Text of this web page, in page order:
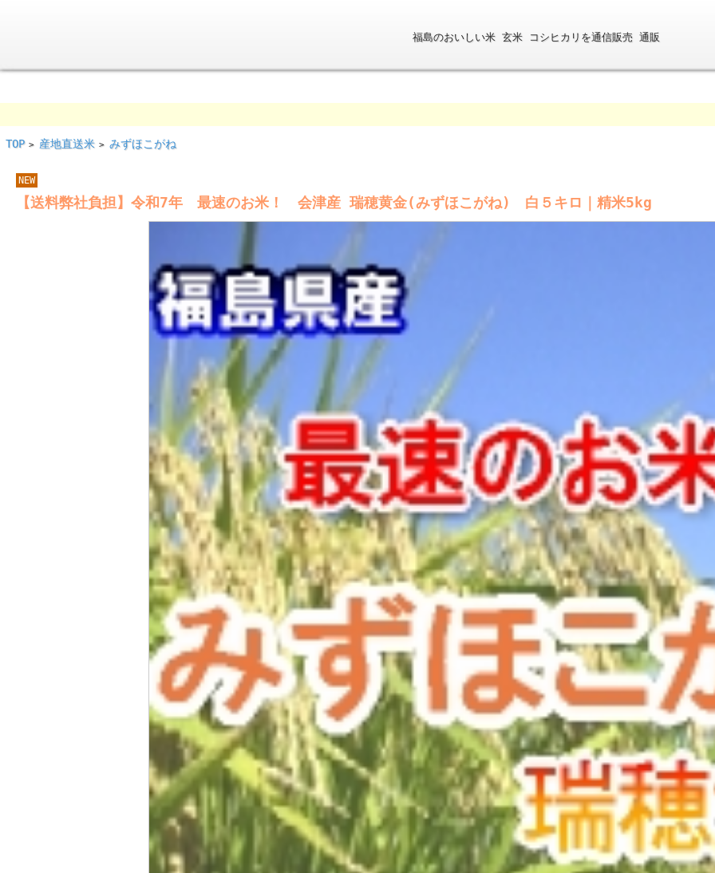
福島のおいしい米 玄米 コシヒカリを通信販売 通販
TOP > 産地直送米 > みずほこがね
NEW
【送料弊社負担】令和7年 最速のお米！ 会津産 瑞穂黄金(みずほこがね) 白５キロ｜精米5kg